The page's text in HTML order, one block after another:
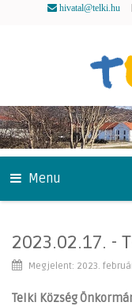
hivatal@telki.hu
Menu
2023.02.17. -
Megjelent: 2023.
Telki Község